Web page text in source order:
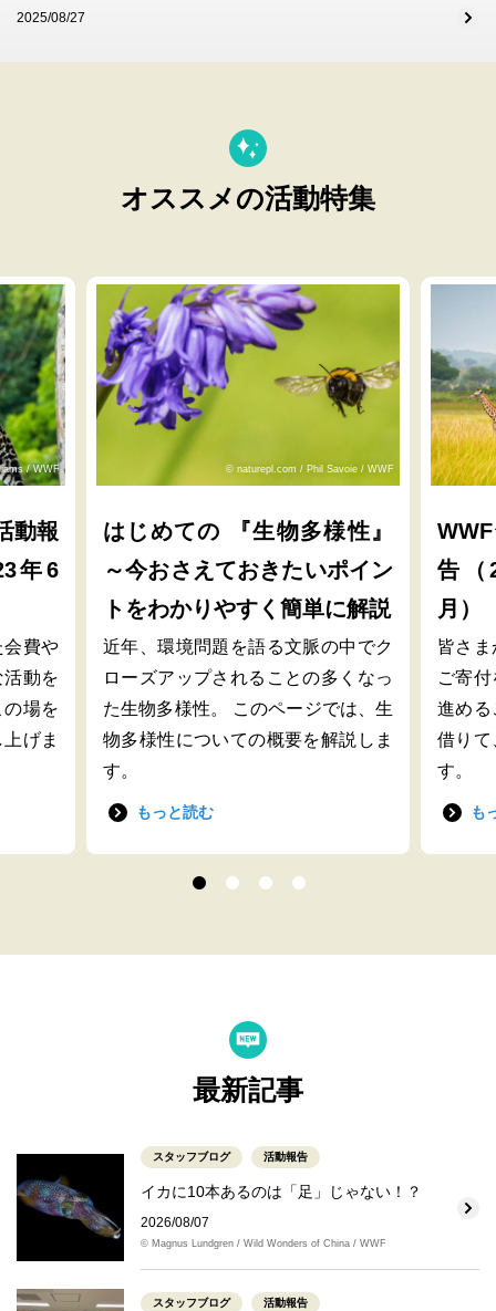
2025/08/27
オススメの活動特集
/ WWF
動報
年6
会費や
動を
場を
げま
© naturepl.com / Phil Savoie / WWF
はじめての 『生物多様性』
～今おさえておきたいポイン
トをわかりやすく簡単に解説
近年、環境問題を語る文脈の中でク
ローズアップされることの多くなっ
た生物多様性。 このページでは、生
物多様性についての概要を解説しま
す。
もっと読む
告（
月）
皆さ
ご寄
進める
借りて
す。
も
最新記事
スタッフブログ 活動報告
イカに10本あるのは「足」じゃない！？
2026/08/07
© Magnus Lundgren / Wild Wonders of China / WWF
スタッフブログ 活動報告